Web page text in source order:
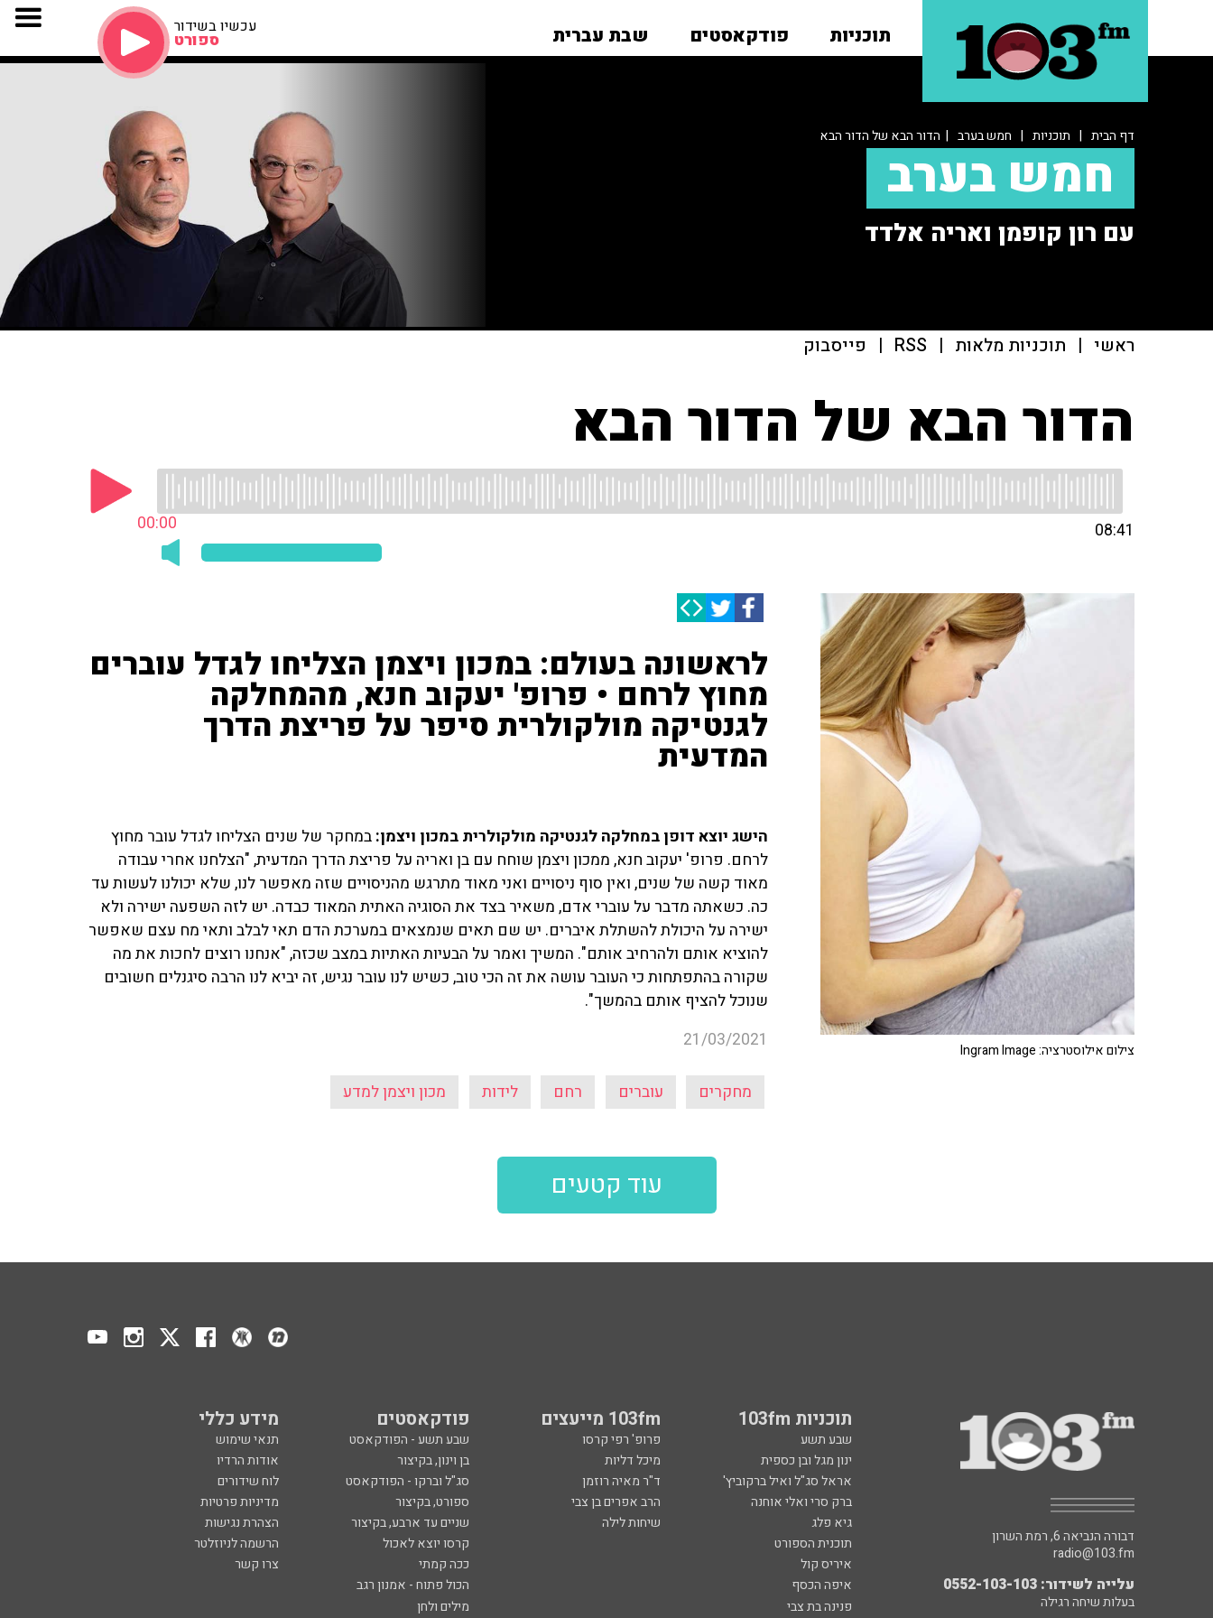
תוכניות פודקאסטים שבת עברית עכשיו בשידור
ספורט
דף הבית | תוכניות | חמש בערב | הדור הבא של הדור הבא
חמש בערב
עם רון קופמן ואריה אלדד
ראשי | תוכניות מלאות |
RSS
| פייסבוק
הדור הבא של הדור הבא
00:00 08:41
לראשונה בעולם: במכון ויצמן הצליחו לגדל עוברים
מחוץ לרחם • פרופ' יעקוב חנא, מהמחלקה
לגנטיקה מולקולרית סיפר על פריצת הדרך
המדעית
הישג יוצא דופן במחלקה לגנטיקה מולקולרית במכון ויצמן: במחקר של שנים הצליחו לגדל עובר מחוץ
לרחם. פרופ' יעקוב חנא, ממכון ויצמן שוחח עם בן ואריה על פריצת הדרך המדעית, "הצלחנו אחרי עבודה
מאוד קשה של שנים, ואין סוף ניסויים ואני מאוד מתרגש מהניסויים שזה מאפשר לנו, שלא יכולנו לעשות עד
כה. כשאתה מדבר על עוברי אדם, משאיר בצד את הסוגיה האתית המאוד כבדה. יש לזה השפעה ישירה ולא
ישירה על היכולת להשתלת איברים. יש שם תאים שנמצאים במערכת הדם תאי לבלב ותאי מח עצם שאפשר
להוציא אותם ולהרחיב אותם". המשיך ואמר על הבעיות האתיות במצב שכזה, "אנחנו רוצים לחכות את מה
שקורה בהתפתחות כי העובר עושה את זה הכי טוב, כשיש לנו עובר נגיש, זה יביא לנו הרבה סיגנלים חשובים
שנוכל להציף אותם בהמשך".
21/03/2021
מחקרים עוברים רחם לידות מכון ויצמן למדע
צילום אילוסטרציה: Ingram Image
עוד קטעים
תוכניות 103fm 103fm מייעצים פודקאסטים מידע כללי
שבע תשע פרופ' רפי קרסו שבע תשע - הפודקאסט
תנאי שימוש
ינון מגל ובן כספית
מיכל דליות בן וינון, בקיצור
אודות הרדיו
אראל סג"ל ואיל ברקוביץ'
ד"ר מאיה רוזמן סג"ל וברקו - הפודקאסט
לוח שידורים
ברק סרי ואלי אוחנה
הרב אפרים בן צבי ספורט, בקיצור
מדיניות פרטיות
גיא פלג
שיחות לילה שניים עד ארבע, בקיצור
הצהרת נגישות
תוכנית הספורט
קרסו יוצא לאכול
הרשמה לניוזלטר
איריס קול
ככה קמתי
צרו קשר
איפה הכסף
הכול פתוח - אמנון רגב
פנינה בת צבי
מילים ולחן
דבורה הנביאה 6, רמת השרון
radio@103.fm
עלייה לשידור: 0552-103-103
בעלות שיחה רגילה